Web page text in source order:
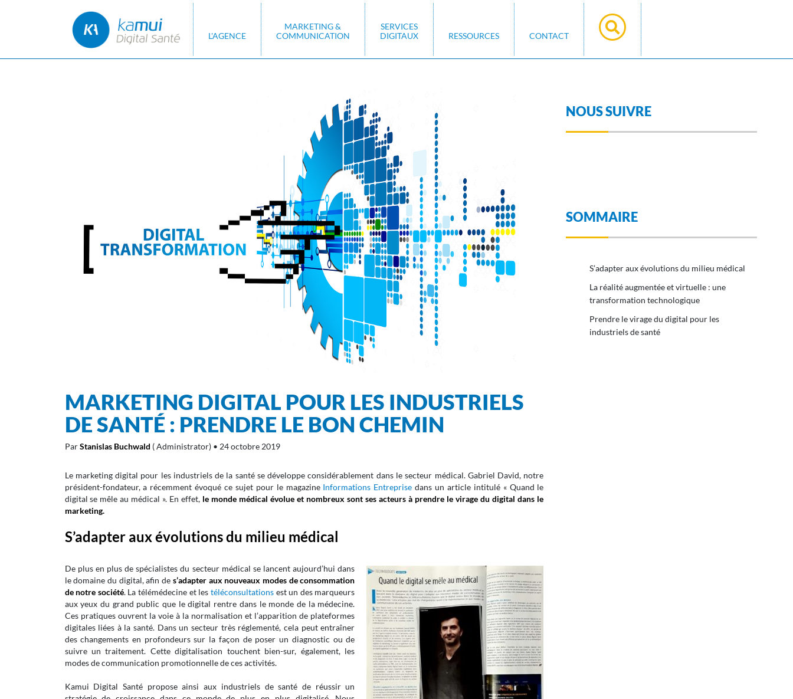
L'AGENCE
MARKETING &
COMMUNICATION
SERVICES
DIGITAUX
RESSOURCES CONTACT
MARKETING DIGITAL POUR LES INDUSTRIELS
DE SANTÉ : PRENDRE LE BON CHEMIN
ParStanislas Buchwald ( Administrator) • 24 octobre 2019
Le marketing digital pour les industriels de la santé se développe considérablement dans le secteur médical. Gabriel David, notre
président-fondateur, a récemment évoqué ce sujet pour le magazine Informations Entreprise dans un article intitulé « Quand le
digital se mêle au médical ». En effet, le monde médical évolue et nombreux sont ses acteurs à prendre le virage du digital dans le
marketing.
S’adapter aux évolutions du milieu médical
De plus en plus de spécialistes du secteur médical se lancent aujourd’hui dans
le domaine du digital, afin de s’adapter aux nouveaux modes de consommation
de notre société. La télémédecine et les téléconsultationsest un des marqueurs
aux yeux du grand public que le digital rentre dans le monde de la médecine.
Ces pratiques ouvrent la voie à la normalisation et l’apparition de plateformes
digitales liées à la santé. Dans un secteur très réglementé, cela peut entraîner
des changements en profondeurs sur la façon de poser un diagnostic ou de
suivre un traitement. Cette digitalisation touchent bien-sur, également, les
modes de communication promotionnelle de ces activités.
Kamui Digital Santé propose ainsi aux industriels de santé de réussir un
NOUS SUIVRE
SOMMAIRE
S’adapter aux évolutions du milieu médical
La réalité augmentée et virtuelle : une
transformation technologique
Prendre le virage du digital pour les
industriels de santé